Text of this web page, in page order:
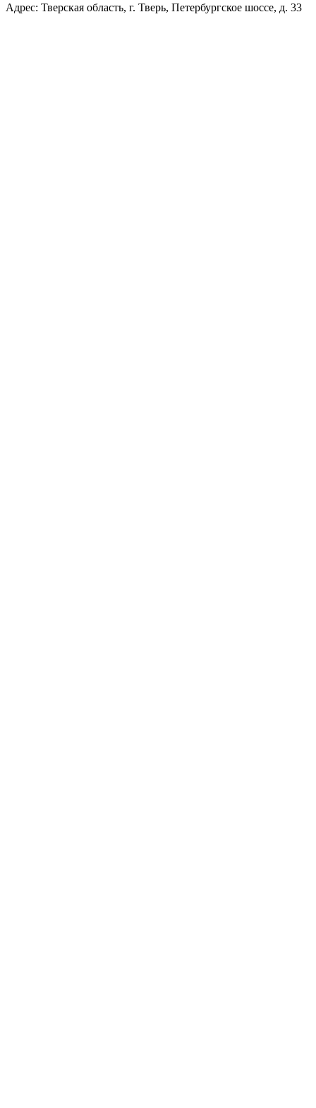
Адрес: Тверская область, г. Тверь, Петербургское шоссе, д. 33